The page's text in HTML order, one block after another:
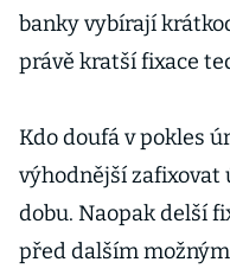
banky vybírají
právě kratší fixace
Kdo doufá v pokles
výhodnější zafixovat
dobu. Naopak delší
před dalším